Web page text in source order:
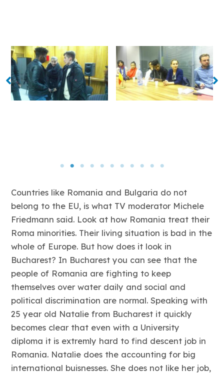
Countries like Romania and Bulgaria do not
belong to the EU, is what TV moderator Michele
Friedmann said. Look at how Romania treat their
Roma minorities. Their living situation is bad in the
whole of Europe. But how does it look in
Bucharest? In Bucharest you can see that the
people of Romania are fighting to keep
themselves over water daily and social and
political discrimination are normal. Speaking with
25 year old Natalie from Bucharest it quickly
becomes clear that even with a University
diploma it is extremly hard to find descent job in
Romania. Natalie does the accounting for big
international buisnesses. She does not like her job,